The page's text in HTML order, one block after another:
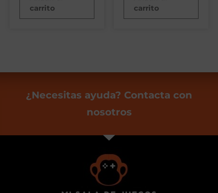
carrito
carrito
¿Necesitas ayuda? Contacta con
nosotros